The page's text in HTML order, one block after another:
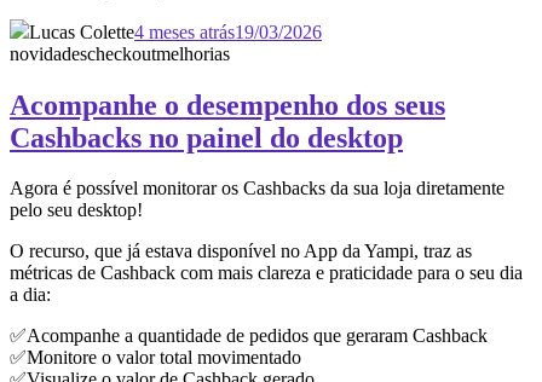
Lucas Colette4 meses atrás19/03/2026
novidadescheckoutmelhorias
Acompanhe o desempenho dos seus
Cashbacks no painel do desktop
Agora é possível monitorar os Cashbacks da sua loja diretamente
pelo seu desktop!
O recurso, que já estava disponível no App da Yampi, traz as
métricas de Cashback com mais clareza e praticidade para o seu dia
a dia:
✅Acompanhe a quantidade de pedidos que geraram Cashback
✅Monitore o valor total movimentado